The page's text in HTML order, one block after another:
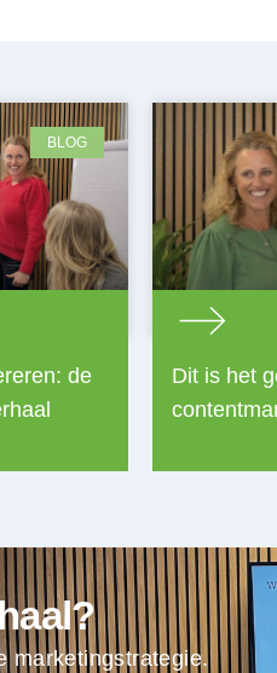
BLOG
de
Dit is het
marketingstrategie.